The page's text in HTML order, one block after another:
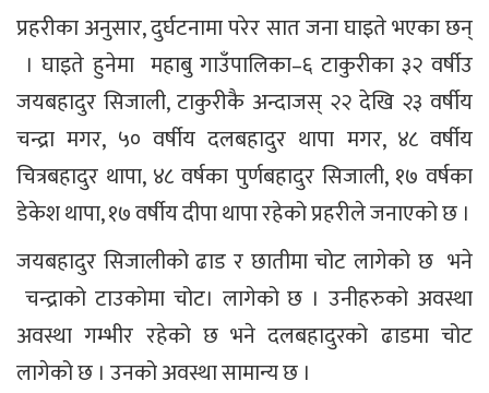
प्रहरीका अनुसार, दुर्घटनामा परेर सात जना घाइते भएका छन्
। घाइते हुनेमा महाबु गाउँपालिका–६ टाकुरीका ३२ वर्षीउ
जयबहादुर सिजाली, टाकुरीकै अन्दाजस् २२ देखि २३ वर्षीय
चन्द्रा मगर, ५० वर्षीय दलबहादुर थापा मगर, ४८ वर्षीय
चित्रबहादुर थापा, ४८ वर्षका पुर्णबहादुर सिजाली, १७ वर्षका
डेकेश थापा, १७ वर्षीय दीपा थापा रहेको प्रहरीले जनाएको छ ।
जयबहादुर सिजालीको ढाड र छातीमा चोट लागेको छ भने
चन्द्राको टाउकोमा चोट। लागेको छ । उनीहरुको अवस्था
अवस्था गम्भीर रहेको छ भने दलबहादुरको ढाडमा चोट
लागेको छ । उनको अवस्था सामान्य छ ।